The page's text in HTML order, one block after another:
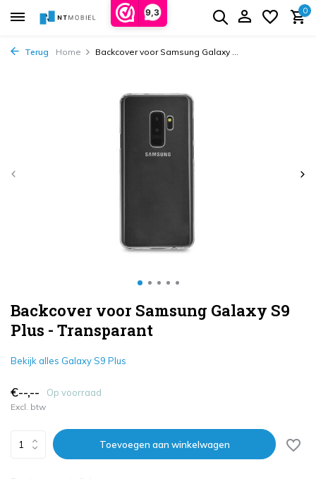
9,3 0
Terug Home Backcover voor Samsung Galaxy ...
Backcover voor Samsung Galaxy S9
Plus - Transparant
Bekijk alles Galaxy S9 Plus
€--,-- Op voorraad
Excl. btw
Toevoegen aan winkelwagen